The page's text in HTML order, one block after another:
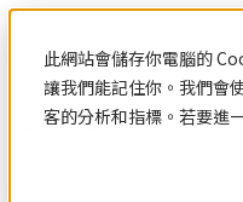
此網站會儲存你電腦的
讓我們能記住你。我們會
客的分析和指標。若要進
文章分類